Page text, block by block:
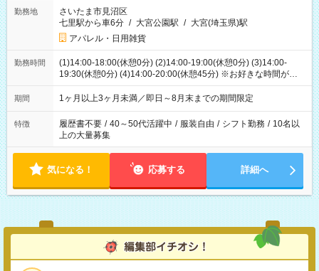
勤務地
さいたま市見沼区
七里駅から車6分 / 大宮公園駅 / 大宮(埼玉県)駅
アパレル・日用雑貨
勤務時間
(1)14:00-18:00(休憩0分) (2)14:00-19:00(休憩0分) (3)14:00-
19:30(休憩0分) (4)14:00-20:00(休憩45分) ※お好きな時間が選べ
ます
期間 1ヶ月以上3ヶ月未満／即日～8月末までの期間限定
特徴 履歴書不要 / 40～50代活躍中 / 服装自由 / シフト勤務 / 10名以
上の大量募集
気になる！ 応募する 詳細へ